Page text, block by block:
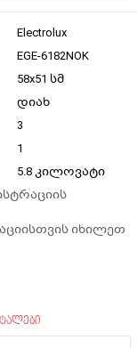
Electrolux
EGE-6182NOK
58x51 სმ
დიახ
3
1
5.8 კილოვატი
იხილეთ